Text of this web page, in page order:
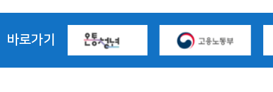
바로가기